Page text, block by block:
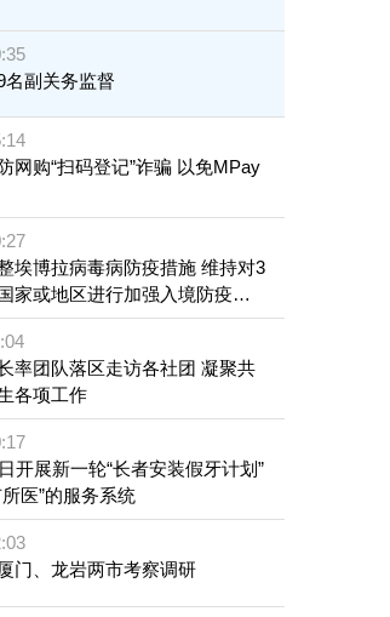
名副关务监督
网购“扫码登记”诈骗 以免MPay
埃博拉病毒病防疫措施 维持对3
家或地区进行加强入境防疫措
率团队落区走访各社团 凝聚共
各项工作
开展新一轮“长者安装假牙计划”
医”的服务系统
门、龙岩两市考察调研